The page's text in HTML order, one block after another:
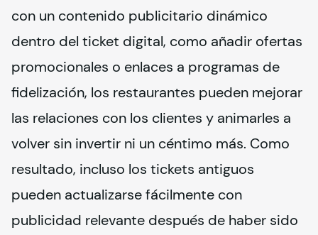
con un contenido publicitario dinámico
dentro del ticket digital, como añadir ofertas
promocionales o enlaces a programas de
fidelización, los restaurantes pueden mejorar
las relaciones con los clientes y animarles a
volver sin invertir ni un céntimo más. Como
resultado, incluso los tickets antiguos
pueden actualizarse fácilmente con
publicidad relevante después de haber sido